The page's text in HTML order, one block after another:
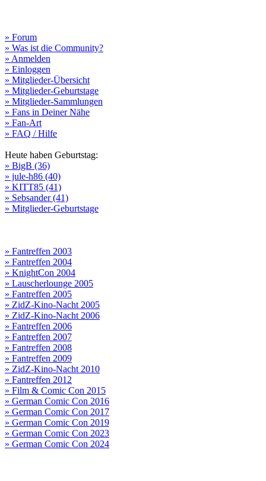
» Forum
» Was ist die Community?
» Anmelden
» Einloggen
» Mitglieder-Übersicht
» Mitglieder-Geburtstage
» Mitglieder-Sammlungen
» Fans in Deiner Nähe
» Fan-Art
» FAQ / Hilfe
Heute haben Geburtstag:
» BigB (36)
» jule-h86 (40)
» KITT85 (41)
» Sebsander (41)
» Mitglieder-Geburtstage
» Fantreffen 2003
» Fantreffen 2004
» KnightCon 2004
» Lauscherlounge 2005
» Fantreffen 2005
» ZidZ-Kino-Nacht 2005
» ZidZ-Kino-Nacht 2006
» Fantreffen 2006
» Fantreffen 2007
» Fantreffen 2008
» Fantreffen 2009
» ZidZ-Kino-Nacht 2010
» Fantreffen 2012
» Film & Comic Con 2015
» German Comic Con 2016
» German Comic Con 2017
» German Comic Con 2019
» German Comic Con 2023
» German Comic Con 2024